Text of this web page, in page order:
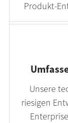
Produkt-
Unsere
riesigen